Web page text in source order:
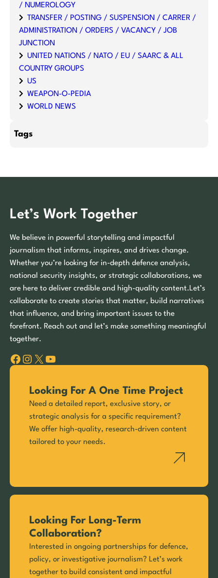
/ NUMEROLOGY
TRANSFER / POSTING / SUSPENSION / CARRER /
ADMINISTRATION / ORDERS / VACANCY / JOB
JUNCTION
UNITED NATIONS / NATO / EU / SAARC & ALL
COUNTRY GROUPS
US
WEAPON-O-PEDIA
WORLD NEWS
Tags
Let’s Work Together
We believe in powerful storytelling and impactful
journalism that informs, inspires, and drives change.
Whether you’re looking for in-depth defence analysis,
national security insights, or strategic collaborations, we
are here to deliver credible and high-quality content.Let’s
collaborate to create stories that matter, build narratives
that influence, and bring important issues to the
forefront. Reach out and let’s make something meaningful
together.
Facebook Instagram X YouTube
Looking For A One Time Project
Need a detailed report, exclusive story, or
strategic analysis for a specific requirement?
We offer high-quality, research-driven content
tailored to your needs.
Looking For Long-Term
Collaboration?
Interested in ongoing partnerships for defence,
policy, or investigative journalism? Let’s work
together to build consistent and impactful